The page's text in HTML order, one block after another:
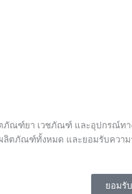
ภัณฑ์ยา เวชภัณฑ์ และอุปกรณ์
ลิตภัณฑ์ทั้งหมด และยอมรับควา
ยอมรับ